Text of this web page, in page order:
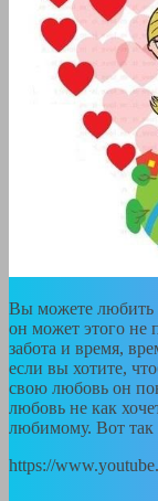
Вы можете любить
он может этого не
забота и время,
если вы хотите,
свою любовь он
любовь не как
любимому. Вот так
https://